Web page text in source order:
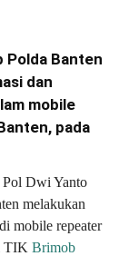
Polda Banten
dan
mobile
pada
Pol Dwi Yanto
melakukan
mobile repeater
TIK Brimob